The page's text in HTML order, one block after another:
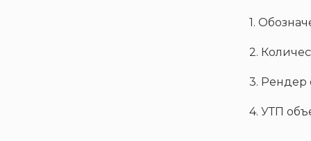
1.
2.
3. Рендер
4. УТП